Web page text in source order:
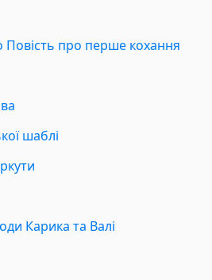
Повість про перше кохання
шаблі
Карика та Валі